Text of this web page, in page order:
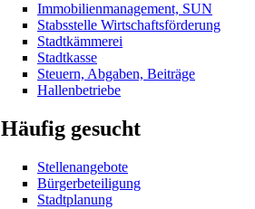
Immobilienmanagement, SUN
Stabsstelle Wirtschaftsförderung
Stadtkämmerei
Stadtkasse
Steuern, Abgaben, Beiträge
Hallenbetriebe
Häufig gesucht
Stellenangebote
Bürgerbeteiligung
Stadtplanung